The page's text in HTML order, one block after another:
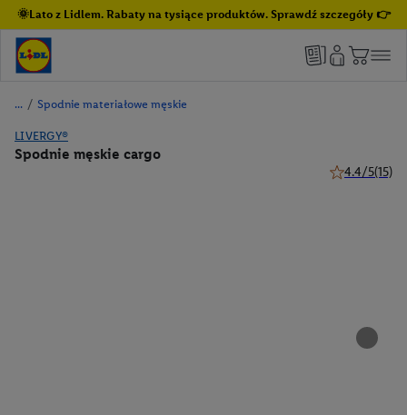
🌞Lato z Lidlem. Rabaty na tysiące produktów. Sprawdź szczegóły 👉
/ Spodnie materiałowe męskie
LIVERGY®
Spodnie męskie cargo
4.4/5(15)